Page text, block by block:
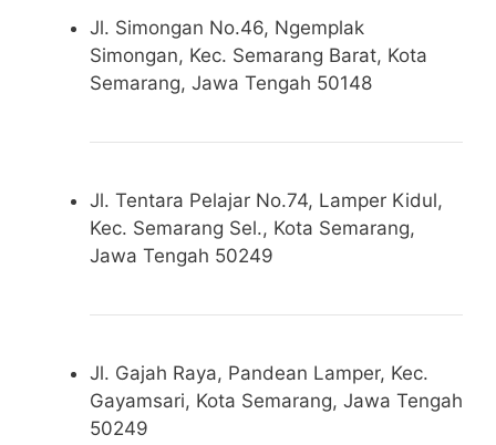
Jl. Simongan No.46, Ngemplak
Simongan, Kec. Semarang Barat, Kota
Semarang, Jawa Tengah 50148
Jl. Tentara Pelajar No.74, Lamper Kidul,
Kec. Semarang Sel., Kota Semarang,
Jawa Tengah 50249
Jl. Gajah Raya, Pandean Lamper, Kec.
Gayamsari, Kota Semarang, Jawa Tengah
50249